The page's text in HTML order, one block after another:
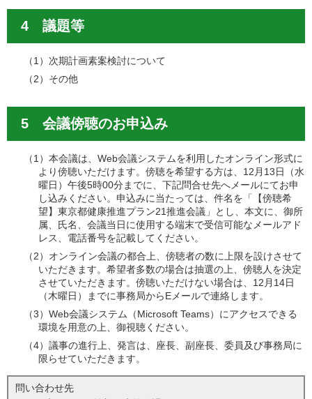
4 議題等
（1）次期計画素案検討について
（2）その他
5 会議傍聴のお申込み
（1）本会議は、Web会議システムを利用したオンライン形式に
より傍聴いただけます。傍聴を希望する方は、12月13日（水
曜日）午後5時00分までに、下記問合せ先へメールにてお申
し込みください。申込みに当たっては、件名を「【傍聴希
望】東京都健康推進プラン21推進会議」とし、本文に、御所
属、氏名、会議当日に使用する端末で受信可能なメールアド
レス、電話番号を記載してください。
（2）オンライン会議の都合上、傍聴者の数に上限を設けさせて
いただきます。希望者多数の場合は抽選の上、傍聴人を決定
させていただきます。傍聴いただけない場合は、12月14日
（木曜日）までに事務局からEメールで連絡します。
（3）Web会議システム（Microsoft Teams）にアクセスできる
環境を用意の上、御視聴ください。
（4）議事の進行上、発言は、座長、副座長、委員及び事務局に
限らせていただきます。
問い合わせ先